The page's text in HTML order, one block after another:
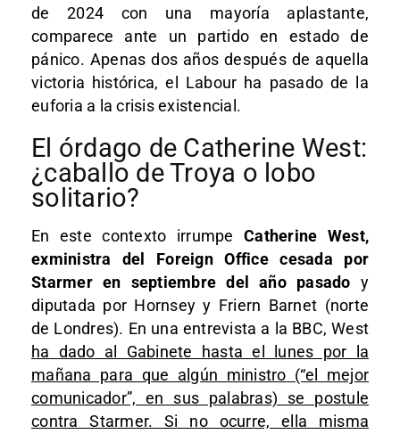
de 2024 con una mayoría aplastante,
comparece ante un partido en estado de
pánico. Apenas dos años después de aquella
victoria histórica, el Labour ha pasado de la
euforia a la crisis existencial.
El órdago de Catherine West:
¿caballo de Troya o lobo
solitario?
En este contexto irrumpeCatherine West,
exministra del Foreign Office cesada por
Starmer en septiembre del año pasado y
diputada por Hornsey y Friern Barnet (norte
de Londres). En una entrevista a la BBC, West
ha dado al Gabinete hasta el lunes por la
mañana para que algún ministro (“el mejor
comunicador”, en sus palabras) se postule
contra Starmer. Si no ocurre, ella misma